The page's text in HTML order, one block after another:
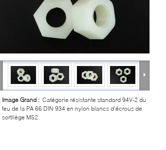
Image Grand : Catégorie résistante standard 94V-2 du
feu de la PA 66 DIN 934 en nylon blancs d'écrous de
sortilège M52